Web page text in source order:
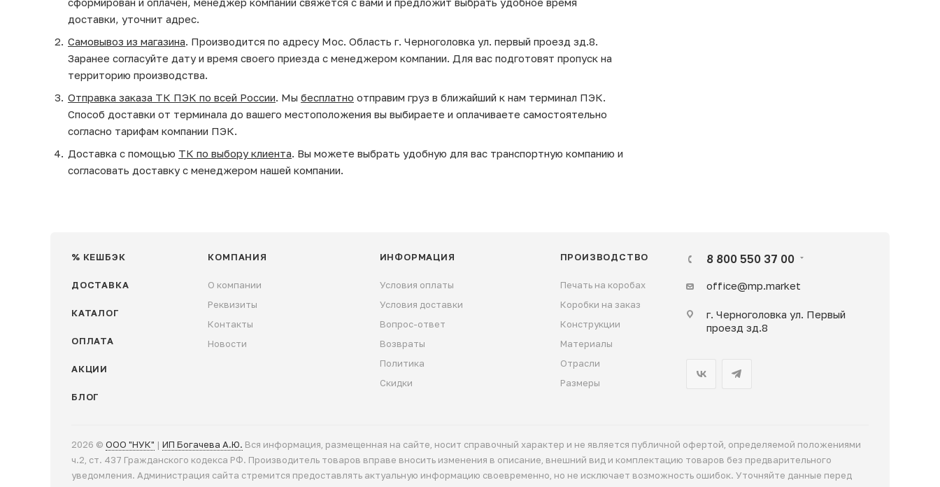
доставки, уточнит адрес.
Самовывоз из магазина. Производится по адресу Мос. Область г. Черноголовка ул. первый проезд зд.8.
Заранее согласуйте дату и время своего приезда с менеджером компании. Для вас подготовят пропуск на
территорию производства.
Отправка заказа ТК ПЭК по всей России. Мы бесплатно отправим груз в ближайший к нам терминал ПЭК.
Способ доставки от терминала до вашего местоположения вы выбираете и оплачиваете самостоятельно
согласно тарифам компании ПЭК.
Доставка с помощью ТК по выбору клиента. Вы можете выбрать удобную для вас транспортную компанию и
согласовать доставку с менеджером нашей компании.
% КЕШБЭК
ДОСТАВКА
КАТАЛОГ
ОПЛАТА
АКЦИИ
БЛОГ
КОМПАНИЯ
О компании
Реквизиты
Контакты
Новости
ИНФОРМАЦИЯ
Условия оплаты
Условия доставки
Вопрос-ответ
Возвраты
Политика
Скидки
ПРОИЗВОДСТВО
Печать на коробах
Коробки на заказ
Конструкции
Материалы
Отрасли
Размеры
8 800 550 37 00
office@mp.market
г. Черноголовка ул. Первый
проезд зд.8
2026 © ООО "НУК" | ИП Богачева А.Ю. Вся информация, размещенная на сайте, носит справочный характер и не является публичной офертой, определяемой положениями
ч.2, ст. 437 Гражданского кодекса РФ. Производитель товаров вправе вносить изменения в описание, внешний вид и комплектацию товаров без предварительного
уведомления. Администрация сайта стремится предоставлять актуальную информацию своевременно, но не исключает возможность ошибок. Уточняйте данные перед